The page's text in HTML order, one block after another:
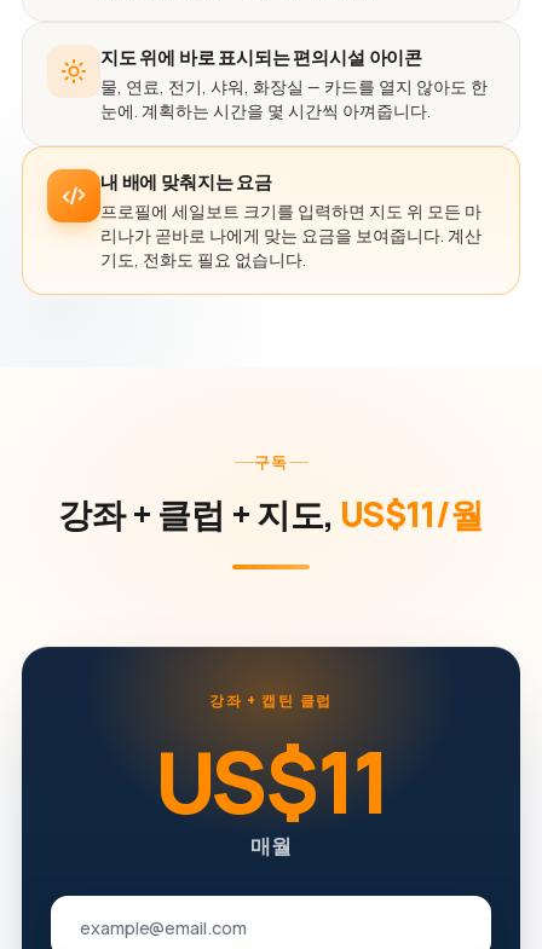
지도 위에 바로 표시되는 편의시설 아이콘
물, 연료, 전기, 샤워, 화장실 — 카드를 열지 않아도 한
눈에. 계획하는 시간을 몇 시간씩 아껴줍니다.
내 배에 맞춰지는 요금
프로필에 세일보트 크기를 입력하면 지도 위 모든 마
리나가 곧바로 나에게 맞는 요금을 보여줍니다. 계산
기도, 전화도 필요 없습니다.
구독
강좌 + 클럽 + 지도, US$11/월
강좌 + 캡틴 클럽
US$11
매월